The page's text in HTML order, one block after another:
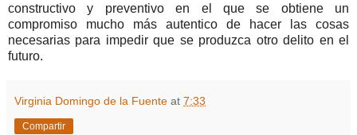
constructivo y preventivo en el que se obtiene un
compromiso mucho más autentico de hacer las cosas
necesarias para impedir que se produzca otro delito en el
futuro.
Virginia Domingo de la Fuente at 7:33
Compartir